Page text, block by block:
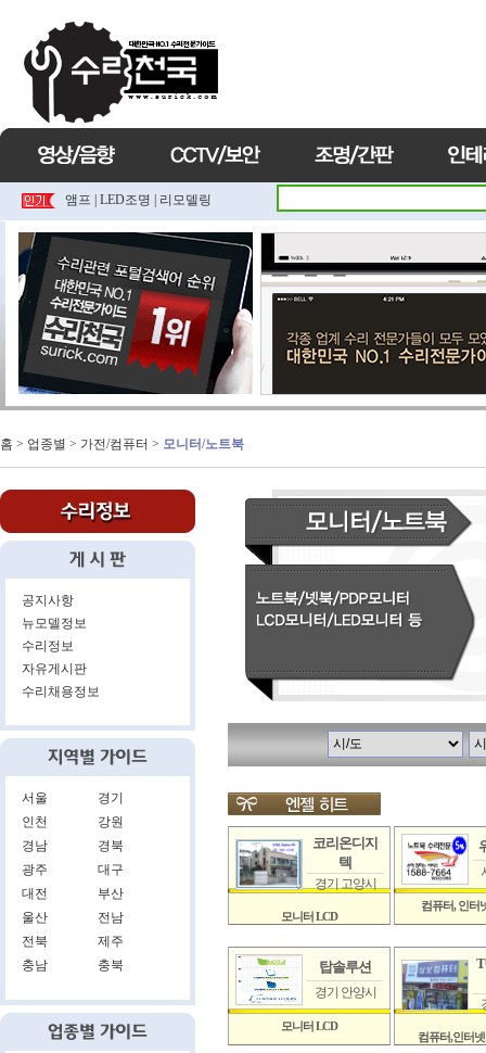
앰프 LED조명 리모델링
홈 > 업종별 > 가전/컴퓨터 > 모니터/노트북
공지사항
뉴모델정보
수리정보
자유게시판
수리채용정보
서울
경기
인천
강원
경남
경북
광주
대구
대전
부산
울산
전남
전북
제주
충남
충북
코리온디지
텍
경기 고양시
모니터 LCD
컴퓨터, 인터
탑솔루션
경기 안양시
모니터 LCD
컴퓨터,인터